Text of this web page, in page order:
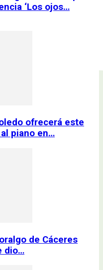
‘Los ojos…
ofrecerá este
piano en…
de Cáceres
dio…